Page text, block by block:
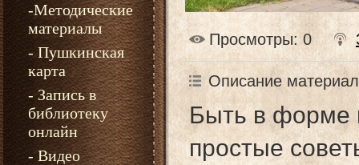
-Методические
материалы
- Пушкинская
карта
- Запись в
библиотеку
онлайн
- Видео
Просмотры: 0
Описание
Быть в форме
простые